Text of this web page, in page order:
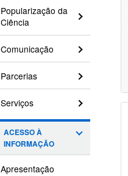
Popularização da
Ciência
Comunicação
Parcerias
Serviços
ACESSO À
INFORMAÇÃO
Apresentação